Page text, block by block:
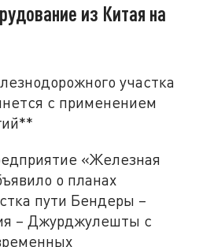
из Китая на
участка
с применением
«Железная
о планах
пути Бендеры –
– Джурджулешты с